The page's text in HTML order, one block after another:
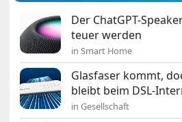
Der ChatGPT-
teuer werden
in Smart Home
Glasfaser kommt,
bleibt beim DSL-
in Gesellschaft